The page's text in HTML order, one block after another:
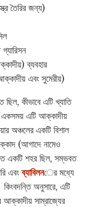
তৈরির জন্য)
গ্যারিসন
ব্যবহার
এবং সুমেরীয়)
কীভাবে এটি খ্যাতি
একসময় এটি আক্কাদীয়
অঞ্চলের একটি বিশাল
(আগাদে নামেও
একটি শহর ছিল, সম্ভবত
এবংব্যাবিলনের মধ্যে
অনুসারে, এটি
আক্কাদীয় সাম্রাজ্যের